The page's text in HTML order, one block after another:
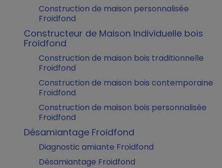
Construction de maison personnalisée
Froidfond
Constructeur de Maison Individuelle bois
Froidfond
Construction de maison bois traditionnelle
Froidfond
Construction de maison bois contemporaine
Froidfond
Construction de maison bois personnalisée
Froidfond
Désamiantage Froidfond
Diagnostic amiante Froidfond
Désamiantage Froidfond